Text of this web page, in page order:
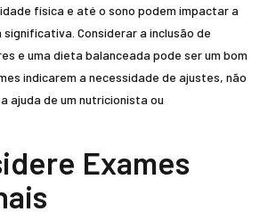
física e até o sono podem impactar a
significativa. Considerar a inclusão de
e uma dieta balanceada pode ser um bom
indicarem a necessidade de ajustes, não
ajuda de um nutricionista ou
Exames